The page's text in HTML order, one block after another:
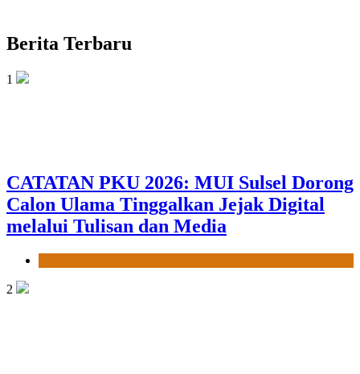
Berita Terbaru
1
CATATAN PKU 2026: MUI Sulsel Dorong
Calon Ulama Tinggalkan Jejak Digital
melalui Tulisan dan Media
2